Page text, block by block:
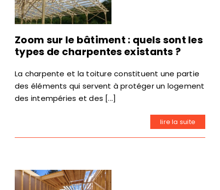
Zoom sur le bâtiment : quels sont les
types de charpentes existants ?
La charpente et la toiture constituent une partie
des éléments qui servent à protéger un logement
des intempéries et des [...]
lire la suite